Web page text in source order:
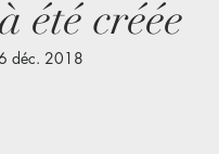
été créée
déc. 2018